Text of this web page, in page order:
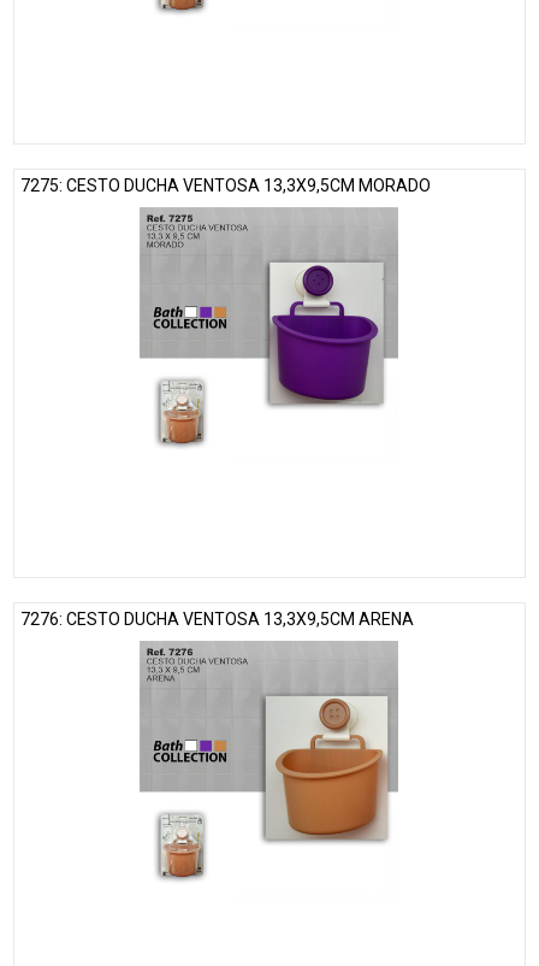
7275: CESTO DUCHA VENTOSA 13,3X9,5CM MORADO
7276: CESTO DUCHA VENTOSA 13,3X9,5CM ARENA